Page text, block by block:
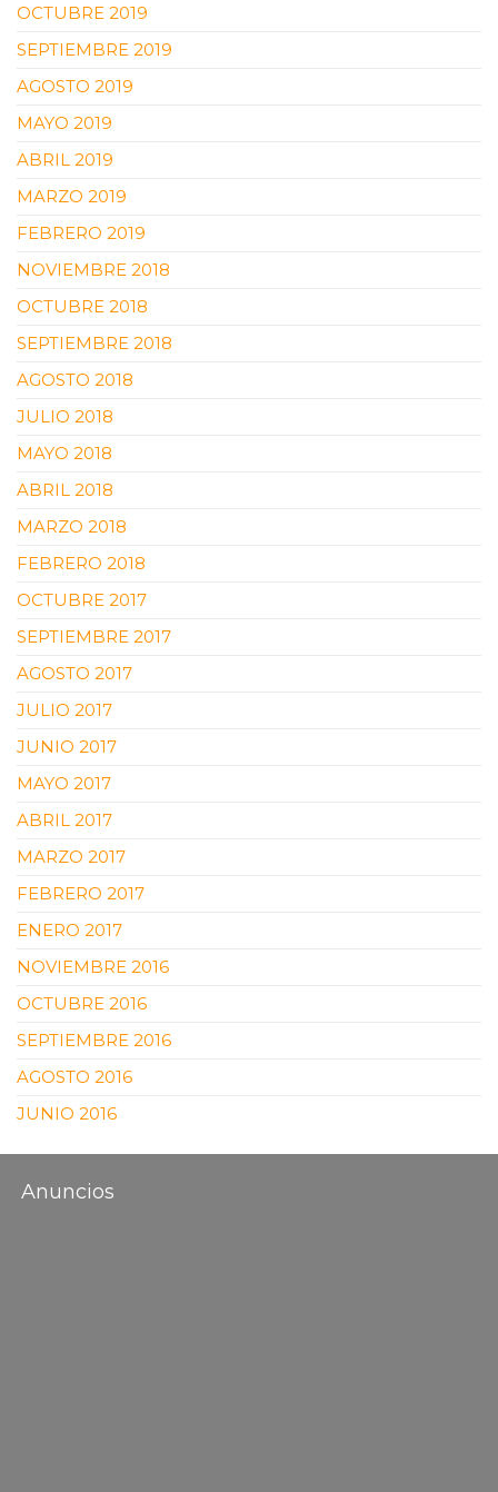
OCTUBRE 2019
SEPTIEMBRE 2019
AGOSTO 2019
MAYO 2019
ABRIL 2019
MARZO 2019
FEBRERO 2019
NOVIEMBRE 2018
OCTUBRE 2018
SEPTIEMBRE 2018
AGOSTO 2018
JULIO 2018
MAYO 2018
ABRIL 2018
MARZO 2018
FEBRERO 2018
OCTUBRE 2017
SEPTIEMBRE 2017
AGOSTO 2017
JULIO 2017
JUNIO 2017
MAYO 2017
ABRIL 2017
MARZO 2017
FEBRERO 2017
ENERO 2017
NOVIEMBRE 2016
OCTUBRE 2016
SEPTIEMBRE 2016
AGOSTO 2016
JUNIO 2016
Anuncios